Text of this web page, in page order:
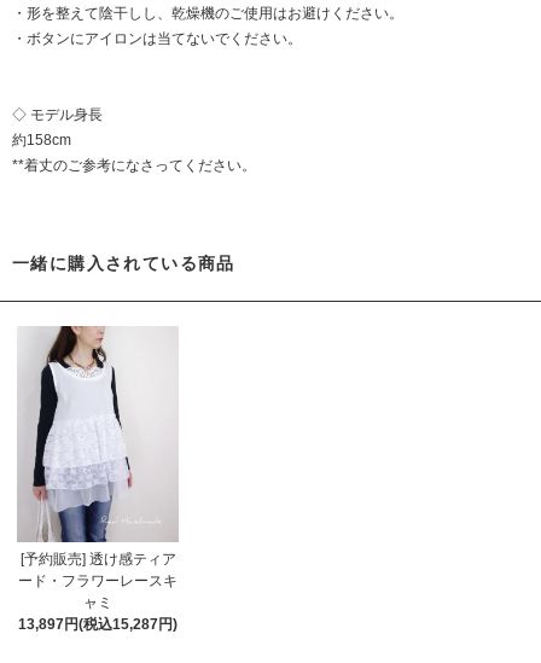
・形を整えて陰干しし、乾燥機のご使用はお避けください。
・ボタンにアイロンは当てないでください。
◇ モデル身長
約158cm
**着丈のご参考になさってください。
一緒に購入されている商品
[予約販売] 透け感ティア
ード・フラワーレースキ
ャミ
13,897円(税込15,287円)